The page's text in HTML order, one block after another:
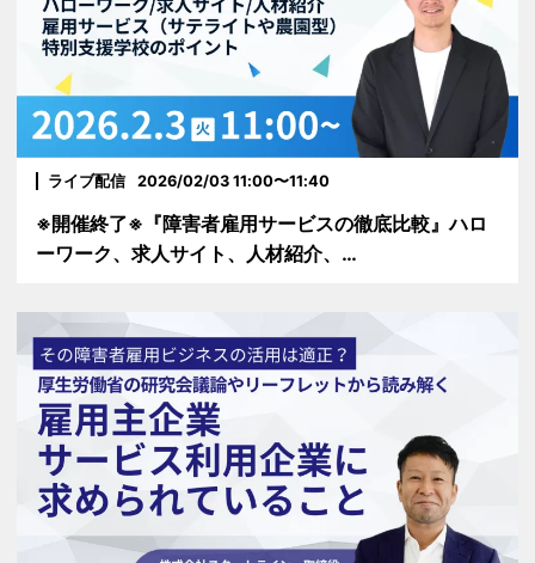
ライブ配信 2026/02/03 11:00〜11:40
※開催終了※『障害者雇用サービスの徹底比較』ハロ
ーワーク、求人サイト、人材紹介、…